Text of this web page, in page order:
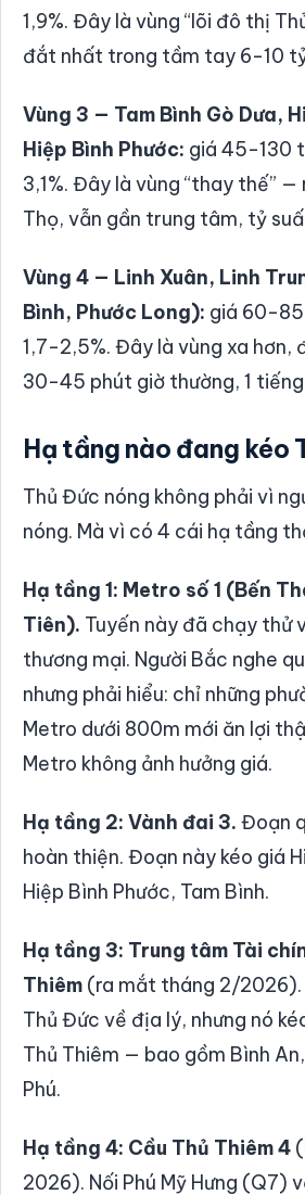
1,9%. Đây là vùng “lõi đô thị
đắt nhất trong tầm tay 6-10
Vùng 3 — Tam Bình Gò Dưa,
Hiệp Bình Phước: giá 45-130
3,1%. Đây là vùng “thay thế” —
Thọ, vẫn gần trung tâm, tỷ
Vùng 4 — Linh Xuân, Linh
Bình, Phước Long): giá 60-
1,7-2,5%. Đây là vùng xa hơn,
30-45 phút giờ thường, 1
Hạ tầng nào đang kéo
Thủ Đức nóng không phải vì
nóng. Mà vì có 4 cái hạ tầng
Hạ tầng 1: Metro số 1 (Bến
Tiên). Tuyến này đã chạy thử
thương mại. Người Bắc nghe
nhưng phải hiểu: chỉ những
Metro dưới 800m mới ăn lợi
Metro không ảnh hưởng giá.
Hạ tầng 2: Vành đai 3. Đoạn
hoàn thiện. Đoạn này kéo giá
Hiệp Bình Phước, Tam Bình.
Hạ tầng 3: Trung tâm Tài
Thiêm (ra mắt tháng 2/2026).
Thủ Đức về địa lý, nhưng nó
Thủ Thiêm — bao gồm Bình
Phú.
Hạ tầng 4: Cầu Thủ Thiêm 4
2026). Nối Phú Mỹ Hưng (Q7)